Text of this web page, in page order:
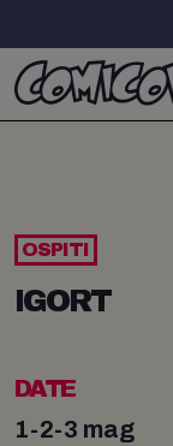
OSPITI
IGORT
DATE
1-2-3 mag